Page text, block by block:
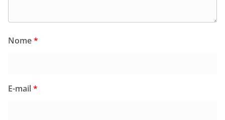
Nome*
E-mail*